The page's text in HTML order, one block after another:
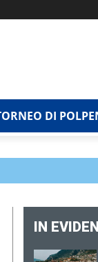
DI
IN